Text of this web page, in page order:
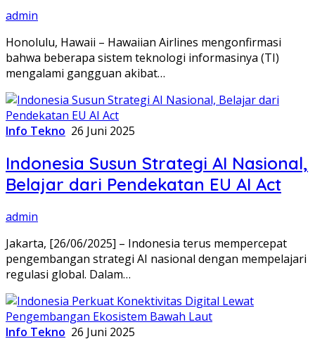
admin
Honolulu, Hawaii – Hawaiian Airlines mengonfirmasi
bahwa beberapa sistem teknologi informasinya (TI)
mengalami gangguan akibat…
Info Tekno 26 Juni 2025
Indonesia Susun Strategi AI Nasional,
Belajar dari Pendekatan EU AI Act
admin
Jakarta, [26/06/2025] – Indonesia terus mempercepat
pengembangan strategi AI nasional dengan mempelajari
regulasi global. Dalam…
Info Tekno 26 Juni 2025